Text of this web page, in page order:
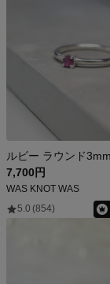
7,700円
WAS KNOT WAS
5.0 (854)